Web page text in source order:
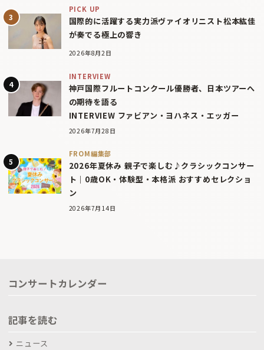
PICK UP
国際的に活躍する実力派ヴァイオリニスト松本紘佳
が奏でる極上の響き
2026年8月2日
INTERVIEW
神戸国際フルートコンクール優勝者、日本ツアーへ
の期待を語る
INTERVIEW ファビアン・ヨハネス・エッガー
2026年7月28日
FROM編集部
2026年夏休み 親子で楽しむ♪クラシックコンサー
ト｜0歳OK・体験型・本格派 おすすめセレクショ
ン
2026年7月14日
コンサートカレンダー
記事を読む
ニュース